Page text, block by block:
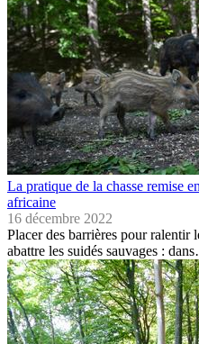
La pratique de la chasse remise
africaine
16 décembre 2022
Placer des barrières pour ralentir
abattre les suidés sauvages :